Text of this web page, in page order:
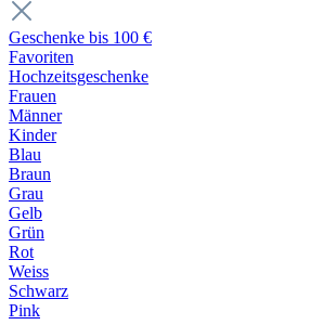
Geschenke bis 100 €
Favoriten
Hochzeitsgeschenke
Frauen
Männer
Kinder
Blau
Braun
Grau
Gelb
Grün
Rot
Weiss
Schwarz
Pink